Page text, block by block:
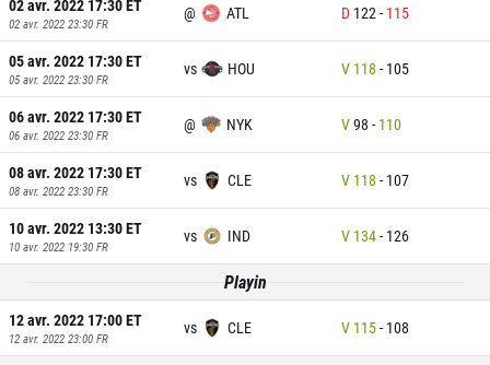
02 avr. 2022 17:30ET
02 avr. 2022 23:30 FR
@ ATL D 122- 115
05 avr. 2022 17:30ET
05 avr. 2022 23:30 FR
vs HOU V 118 - 105
06 avr. 2022 17:30ET
06 avr. 2022 23:30 FR
@ NYK V98 - 110
08 avr. 2022 17:30ET
08 avr. 2022 23:30 FR
vs CLE V 118 - 107
10 avr. 2022 13:30ET
10 avr. 2022 19:30 FR
vs IND V 134- 126
Playin
12 avr. 2022 17:00ET
12 avr. 2022 23:00 FR
vs CLE V 115- 108